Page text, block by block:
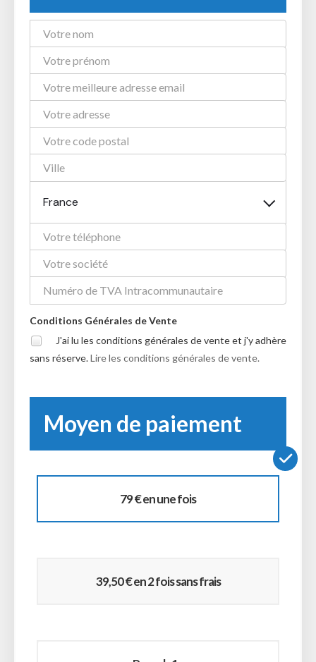
France
Conditions Générales de Vente
J'ai lu les conditions générales de vente et j'y adhère
sans réserve.Lire les conditions générales de vente.
Moyen de paiement
79 € en une fois
39,50 € en 2 fois sans frais